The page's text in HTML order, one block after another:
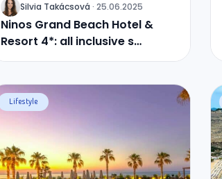
J Silvia Takácsová · 25.06.2025
Ninos Grand Beach Hotel &
Resort 4*: all inclusive s
výhľadom na Iónske more
Lifestyle